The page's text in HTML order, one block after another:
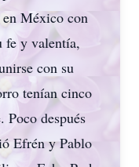
México con
fe y valentía,
con su
tenían cinco
Poco después
Efrén y Pablo